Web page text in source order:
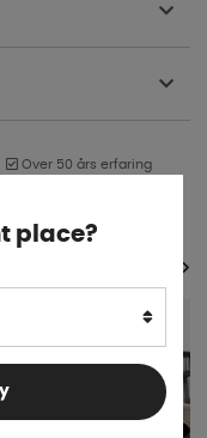
Over 50 års erfaring
place?